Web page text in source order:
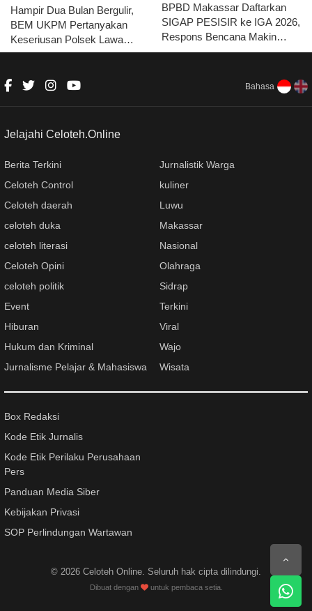
Hampir Dua Bulan Bergulir,
BEM UKPM Pertanyakan
Keseriusan Polsek Lawa
Tangani Kasus Pengeroyokan
BPBD Makassar Daftarkan
SIGAP PESISIR ke IGA 2026,
Respons Bencana Makin
Cepat
Bahasa
Jelajahi Celoteh.Online
Berita Terkini
Celoteh Control
Celoteh daerah
celoteh duka
celoteh literasi
Celoteh Opini
celoteh politik
Event
Hiburan
Hukum dan Kriminal
Jurnalisme Pelajar & Mahasiswa
Jurnalistik Warga
kuliner
Luwu
Makassar
Nasional
Olahraga
Sidrap
Terkini
Viral
Wajo
Wisata
Box Redaksi
Kode Etik Jurnalis
Kode Etik Perilaku Perusahaan
Pers
Panduan Media Siber
Kebijakan Privasi
SOP Perlindungan Wartawan
© 2026 Celoteh Online. Seluruh hak cipta dilindungi.
Dibuat dengan untuk pembaca setia.